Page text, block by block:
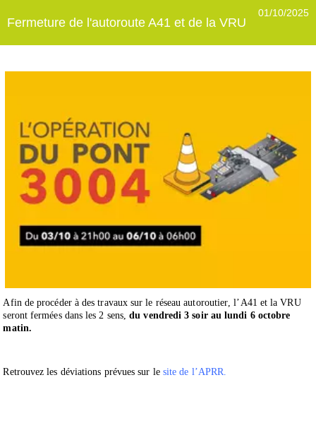
Fermeture de l'autoroute A41 et de la VRU
01/10/2025
Afin de procéder à des travaux sur le réseau autoroutier, l’A41 et la VRU
seront fermées dans les 2 sens,du vendredi 3 soir au lundi 6 octobre
matin.
Retrouvez les déviations prévuessur lesite de l’APRR.